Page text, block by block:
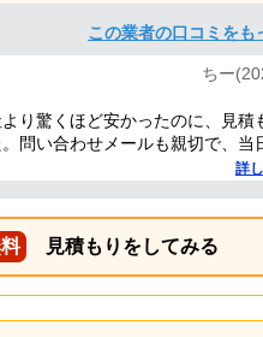
この業者の口コミを
ちー
り驚くほど安かったのに、見積
問い合わせメールも親切で、当
用したいし、友人にも紹介した
詳
見積もりをしてみる